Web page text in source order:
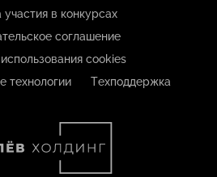
участия в конкурсах
соглашение
cookies
технологии
Техподдержка